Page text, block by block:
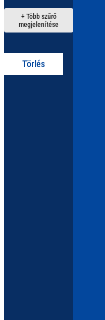
+ Több szűrő
megjelenítése
Törlés